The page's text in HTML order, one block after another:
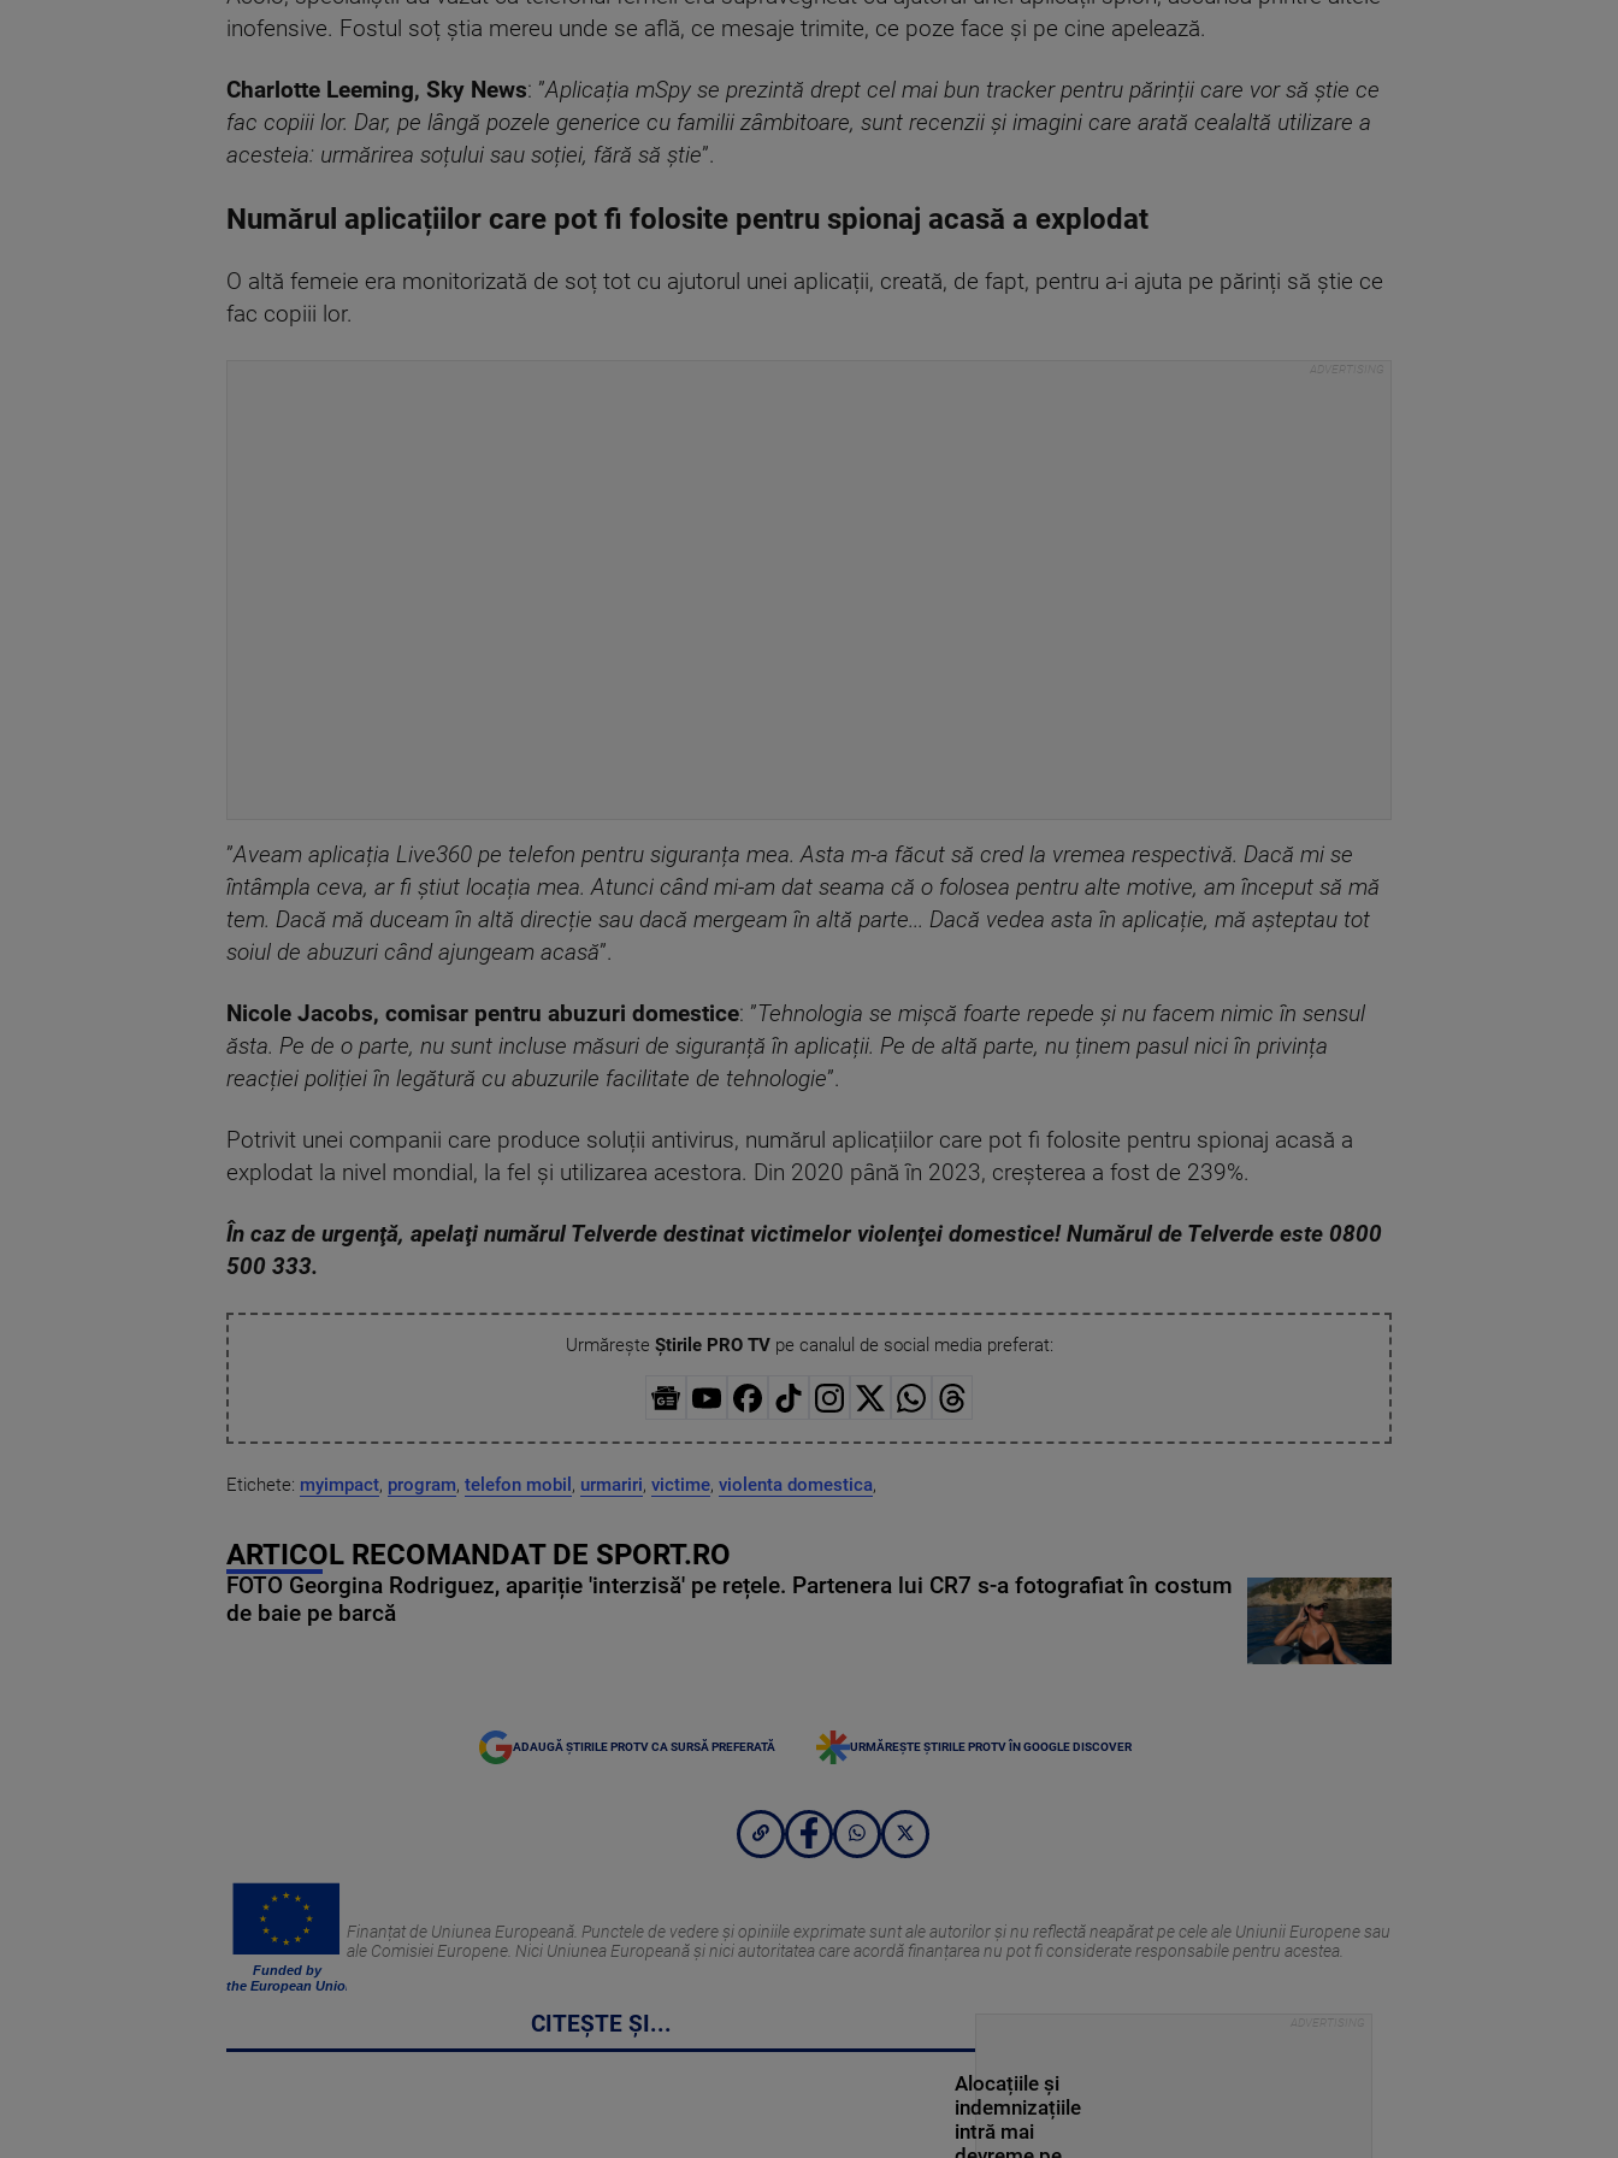
inofensive. Fostul soț știa mereu unde se află, ce mesaje trimite, ce poze face și pe cine apelează.
Charlotte Leeming, Sky News: ”Aplicația mSpy se prezintă drept cel mai bun tracker pentru părinții care vor să știe ce
fac copiii lor. Dar, pe lângă pozele generice cu familii zâmbitoare, sunt recenzii și imagini care arată cealaltă utilizare a
acesteia: urmărirea soțului sau soției, fără să știe”.
Numărul aplicațiilor care pot fi folosite pentru spionaj acasă a explodat
O altă femeie era monitorizată de soț tot cu ajutorul unei aplicații, creată, de fapt, pentru a-i ajuta pe părinți să știe ce
fac copiii lor.
”Aveam aplicația Live360 pe telefon pentru siguranța mea. Asta m-a făcut să cred la vremea respectivă. Dacă mi se
întâmpla ceva, ar fi știut locația mea. Atunci când mi-am dat seama că o folosea pentru alte motive, am început să mă
tem. Dacă mă duceam în altă direcție sau dacă mergeam în altă parte... Dacă vedea asta în aplicație, mă așteptau tot
soiul de abuzuri când ajungeam acasă”.
Nicole Jacobs, comisar pentru abuzuri domestice: ”Tehnologia se mișcă foarte repede și nu facem nimic în sensul
ăsta. Pe de o parte, nu sunt incluse măsuri de siguranță în aplicații. Pe de altă parte, nu ținem pasul nici în privința
reacției poliției în legătură cu abuzurile facilitate de tehnologie”.
Potrivit unei companii care produce soluții antivirus, numărul aplicațiilor care pot fi folosite pentru spionaj acasă a
explodat la nivel mondial, la fel și utilizarea acestora. Din 2020 până în 2023, creșterea a fost de 239%.
În caz de urgenţă, apelaţi numărul Telverde destinat victimelor violenţei domestice! Numărul de Telverde este 0800
500 333.
Urmărește Știrile PRO TVpe canalul de social media preferat:
Etichete: myimpact, program, telefon mobil , urmariri, victime, violenta domestica,
ARTICOL RECOMANDAT DE SPORT.RO
FOTO Georgina Rodriguez, apariție 'interzisă' pe rețele. Partenera lui CR7 s-a fotografiat în costum
de baie pe barcă
ADAUGĂ ȘTIRILE PROTV CA SURSĂ PREFERATĂ URMĂREȘTE ȘTIRILE PROTV ÎN GOOGLE DISCOVER
Funded by
the European Union
Finanțat de Uniunea Europeană. Punctele de vedere și opiniile exprimate sunt ale autorilor și nu reflectă neapărat pe cele ale Uniunii Europene sau
ale Comisiei Europene. Nici Uniunea Europeană și nici autoritatea care acordă finanțarea nu pot fi considerate responsabile pentru acestea.
CITEȘTE ȘI...
Alocațiile și
indemnizațiile
intră mai